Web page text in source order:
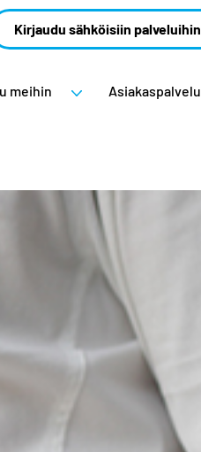
Kirjaudu sähköisiin palveluihin
meihin Asiakaspalvelu